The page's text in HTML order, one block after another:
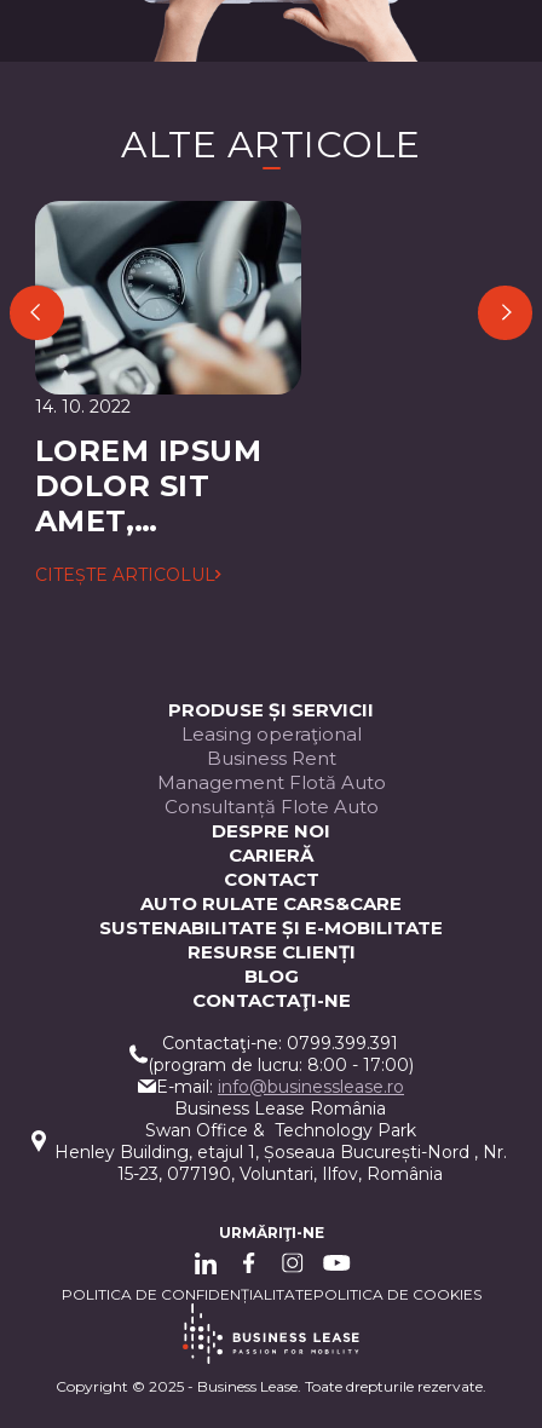
ALTE ARTICOLE
14. 10. 2022
LOREM IPSUM
DOLOR SIT
AMET,
ADIPISCING
CITEȘTE ARTICOLUL
PRODUSE ȘI SERVICII
Leasing operaţional
Business Rent
Management Flotă Auto
Consultanță Flote Auto
DESPRE NOI
CARIERĂ
CONTACT
AUTO RULATE CARS&CARE
SUSTENABILITATE ȘI E-MOBILITATE
RESURSE CLIENȚI
BLOG
CONTACTAŢI-NE
Contactaţi-ne: 0799.399.391
(program de lucru: 8:00 - 17:00)
E-mail: info@businesslease.ro
Business Lease România
Swan Office & Technology Park
Henley Building, etajul 1, Șoseaua București-Nord , Nr.
15-23, 077190, Voluntari, Ilfov, România
URMĂRIŢI-NE
Copyright © 2025 - Business Lease. Toate drepturile rezervate.
POLITICA DE CONFIDENȚIALITATEPOLITICA DE COOKIES